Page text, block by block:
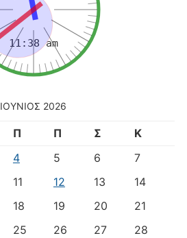
ΙΟΎΝΙΟΣ 2026
Π Π Σ
Κ
4 5 6
7
11 12 13
14
18 19 20
21
25 26 27
28